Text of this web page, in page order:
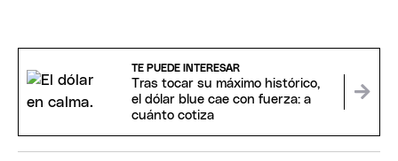
TE PUEDE INTERESAR
Tras tocar su máximo histórico,
el dólar blue cae con fuerza: a
cuánto cotiza